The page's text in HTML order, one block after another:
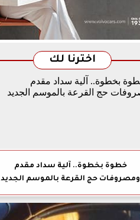
اخترنا لك
خطوة بخطوة.. آلية سداد مقدم
ومصروفات حج القرعة بالموسم الجديد